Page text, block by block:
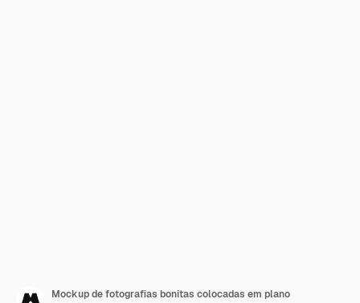
Mockup de fotografias bonitas colocadas em plano